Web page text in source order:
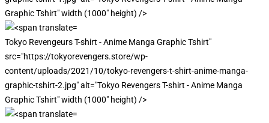
Graphic Tshirt" width (1000" height) />
Tokyo Revengeurs T-shirt - Anime Manga Graphic Tshirt"
src="https://tokyorevengers.store/wp-
content/uploads/2021/10/tokyo-revengers-t-shirt-anime-manga-
graphic-tshirt-2.jpg" alt="Tokyo Revengers T-shirt - Anime Manga
Graphic Tshirt" width (1000" height) />